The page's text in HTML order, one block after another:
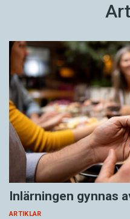
Inlärningen gynnas
ARTIKLAR